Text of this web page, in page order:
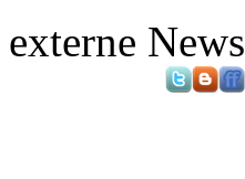
externe News